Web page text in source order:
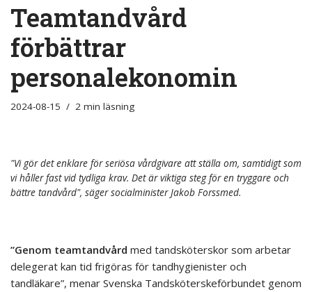
Teamtandvård
förbättrar
personalekonomin
2024-08-15 2 min läsning
"Vi gör det enklare för seriösa vårdgivare att ställa om, samtidigt som
vi håller fast vid tydliga krav. Det är viktiga steg för en tryggare och
bättre tandvård", säger socialminister Jakob Forssmed.
”Genom teamtandvård med tandsköterskor som arbetar
delegerat kan tid frigöras för tandhygienister och
tandläkare”, menar Svenska Tandsköterskeförbundet genom